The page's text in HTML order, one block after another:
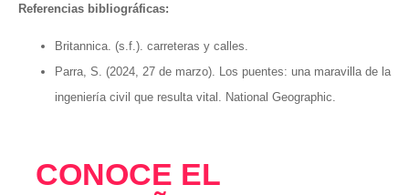
Referencias bibliográficas:
Britannica. (s.f.). carreteras y calles.
Parra, S. (2024, 27 de marzo). Los puentes: una maravilla de la
ingeniería civil que resulta vital. National Geographic.
CONOCE EL